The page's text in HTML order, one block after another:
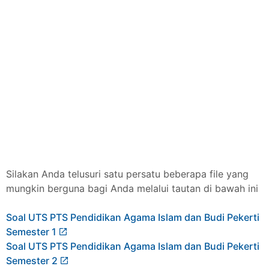
Silakan Anda telusuri satu persatu beberapa file yang
mungkin berguna bagi Anda melalui tautan di bawah ini
Soal UTS PTS Pendidikan Agama Islam dan Budi Pekerti
Semester 1
Soal UTS PTS Pendidikan Agama Islam dan Budi Pekerti
Semester 2